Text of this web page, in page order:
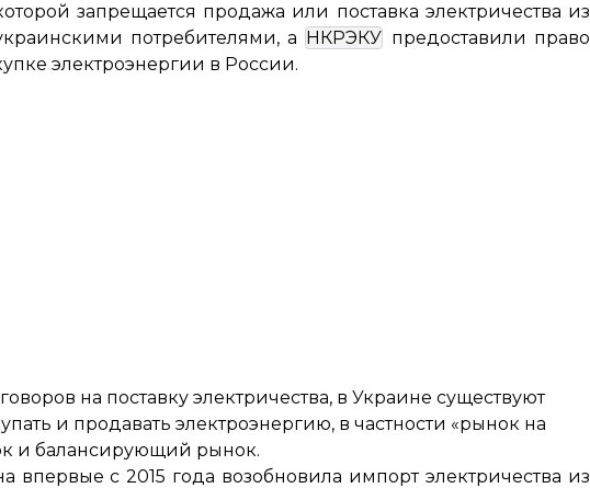
запрещается продажа или поставка электричества из
потребителями, а НКРЭКУ предоставили право
электроэнергии в России.
на поставку электричества, в Украине существуют
и продавать электроэнергию, в частности «рынок на
и балансирующий рынок.
впервые с 2015 года возобновила импорт электричества из